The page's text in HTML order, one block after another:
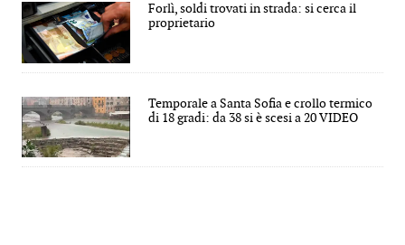
Forlì, soldi trovati in strada: si cerca il
proprietario
Temporale a Santa Sofia e crollo termico
di 18 gradi: da 38 si è scesi a 20 VIDEO